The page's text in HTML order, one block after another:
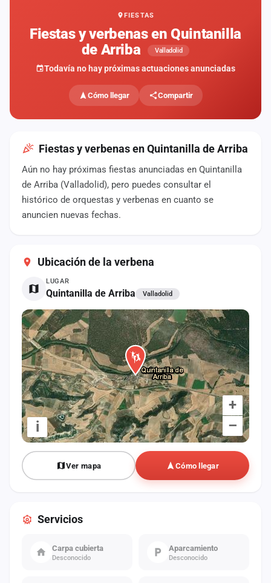
FIESTAS
Fiestas y verbenas en Quintanilla
de Arriba
Valladolid
Todavía no hay próximas actuaciones anunciadas
Cómo llegar Compartir
Fiestas y verbenas en Quintanilla de Arriba
Aún no hay próximas fiestas anunciadas en Quintanilla
de Arriba (Valladolid), pero puedes consultar el
histórico de orquestas y verbenas en cuanto se
anuncien nuevas fechas.
Ubicación de la verbena
LUGAR
Quintanilla de Arriba Valladolid
+
–
i
Ver mapa Cómo llegar
Servicios
Carpa cubierta
Desconocido
Aparcamiento
Desconocido
fiestas
Componentes
Agencias
Rankings
Vídeos
Anuncios
Contacto